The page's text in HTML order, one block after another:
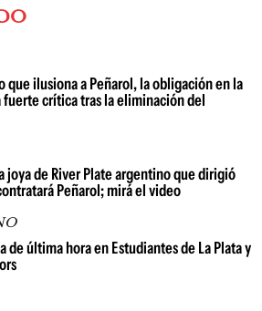
que ilusiona a Peñarol, la obligación en la
fuerte crítica tras la eliminación del
joya de River Plate argentino que dirigió
Peñarol; mirá el video
de última hora en Estudiantes de La Plata y